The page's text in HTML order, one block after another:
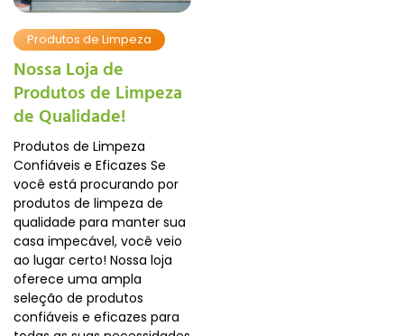
Produtos de Limpeza
Nossa Loja de
Produtos de Limpeza
de Qualidade!
Produtos de Limpeza
Confiáveis e Eficazes Se
você está procurando por
produtos de limpeza de
qualidade para manter sua
casa impecável, você veio
ao lugar certo! Nossa loja
oferece uma ampla
seleção de produtos
confiáveis e eficazes para